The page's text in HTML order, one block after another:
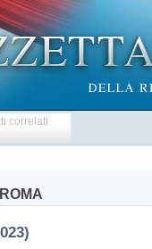
correlati